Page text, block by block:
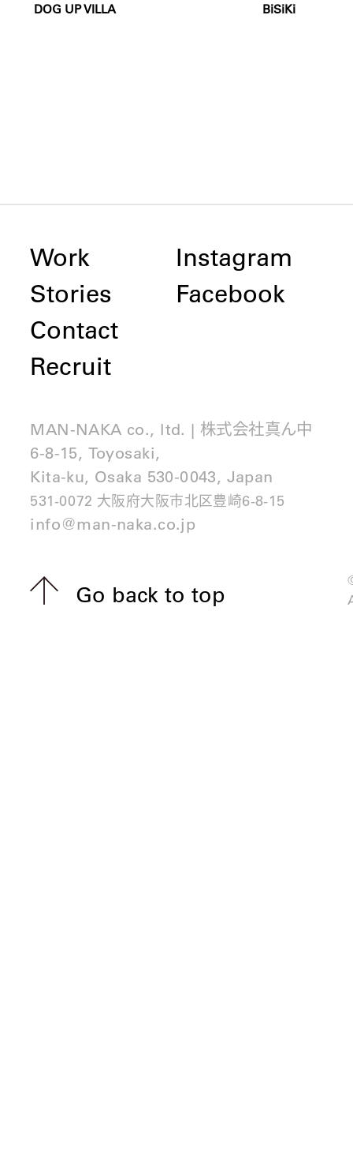
DOG UP VILLA BiSiKi
Instagram
Facebook
Work
Stories
Contact
Recruit
MAN-NAKA co., ltd. | 株式会社真ん中
6-8-15, Toyosaki,
Kita-ku, Osaka 530-0043, Japan
531-0072 大阪府大阪市北区豊崎6-8-15
info@man-naka.co.jp
Go back to top